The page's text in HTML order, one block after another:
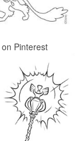
Pinterest